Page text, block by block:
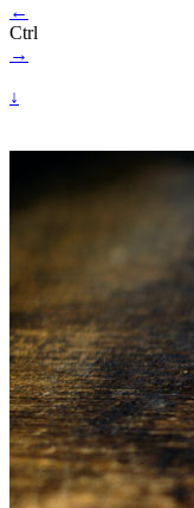
←
Ctrl
→
↓